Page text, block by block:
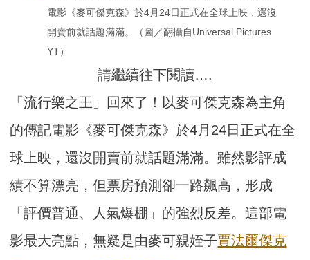
電影《麥可傑克森》於4月24日正式在全球上映，還沒
開賣前就話題滿滿。（圖／翻攝自Universal Pictures
YT）
請繼續往下閱讀….
「流行樂之王」回來了！以麥可傑克森為主角
的傳記電影《麥可傑克森》於4月24日正式在全
球上映，還沒開賣前就話題滿滿。雖然影評成
績不算漂亮，但票房預測卻一路飆高，形成
「評價普通、人氣爆棚」的強烈反差。這部電
影最大亮點，無疑是由麥可親姪子賈法爾傑克